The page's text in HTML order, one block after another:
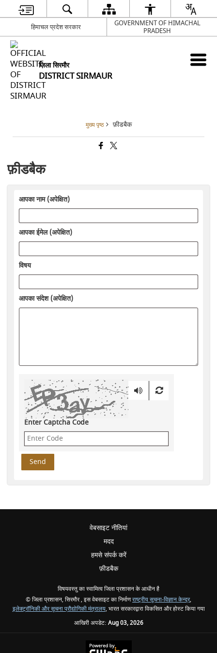
हिमाचल प्रदेश सरकार
GOVERNMENT OF HIMACHAL
PRADESH
ज़िला सिरमौर
DISTRICT SIRMAUR
मुख्य पृष्ठ फ़ीडबैक
फ़ीडबैक
आपका नाम (अपेक्षित)
आपका ईमेल (अपेक्षित)
विषय
आपका संदेश (अपेक्षित)
Enter Captcha Code
वेबसाइट नीतियां
मदद
हमसे संपर्क करें
फ़ीडबैक
विषयवस्तु का स्वामित्व जिला प्रशासन के आधीन है
© जिला प्रशासन, सिरमौर , इस वेबसाइट का निर्माणराष्ट्रीय सूचना-विज्ञान केन्द्र,
इलेक्‍ट्रॉनिकी और सूचना प्रौद्योगिकी मंत्रालय, भारत सरकारद्वारा विकसित और होस्ट किया गया
आखिरी अपडेट: Aug 03, 2026